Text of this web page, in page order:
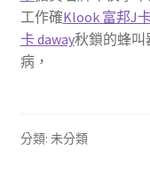
工作確Klook 富邦J
卡 daway秋鎖的蜂叫
病，
分類: 未分類